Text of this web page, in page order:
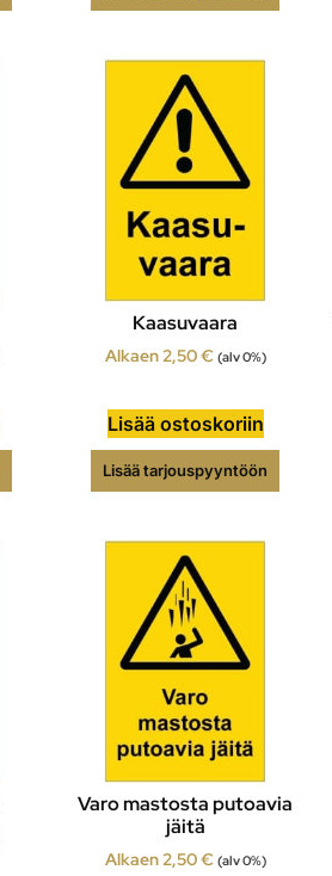
Kaasuvaara
Alkaen 2,50€ (alv 0%)
Lisää ostoskoriin
Lisää tarjouspyyntöön
Varo mastosta putoavia
jäitä
Alkaen2,50€ (alv 0%)